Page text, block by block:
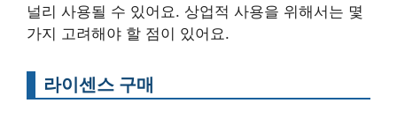
널리 사용될 수 있어요. 상업적 사용을 위해서는 몇
가지 고려해야 할 점이 있어요.
라이센스 구매